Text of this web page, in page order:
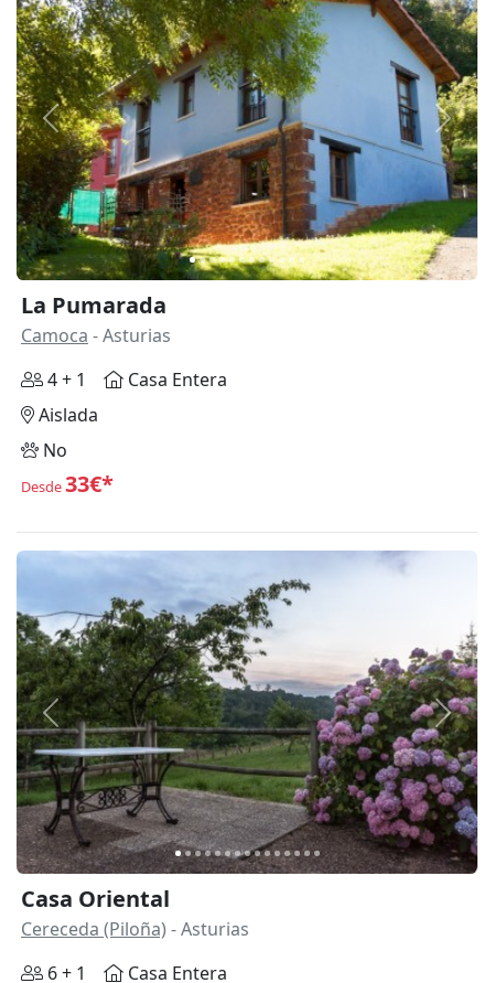
Anterior
La Pumarada
Camoca - Asturias
4 + 1
Casa Entera
Aislada
No
Desde33€*
Anterior
Casa Oriental
Cereceda (Piloña) - Asturias
6 + 1
Casa Entera